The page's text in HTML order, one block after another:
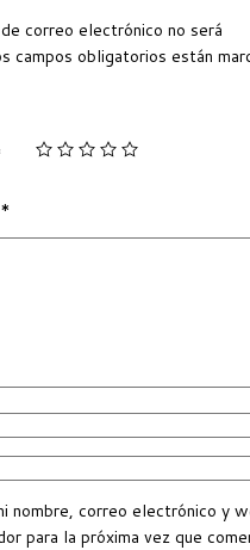
correo electrónico no será
campos obligatorios están
*
nombre, correo electrónico y
para la próxima vez que